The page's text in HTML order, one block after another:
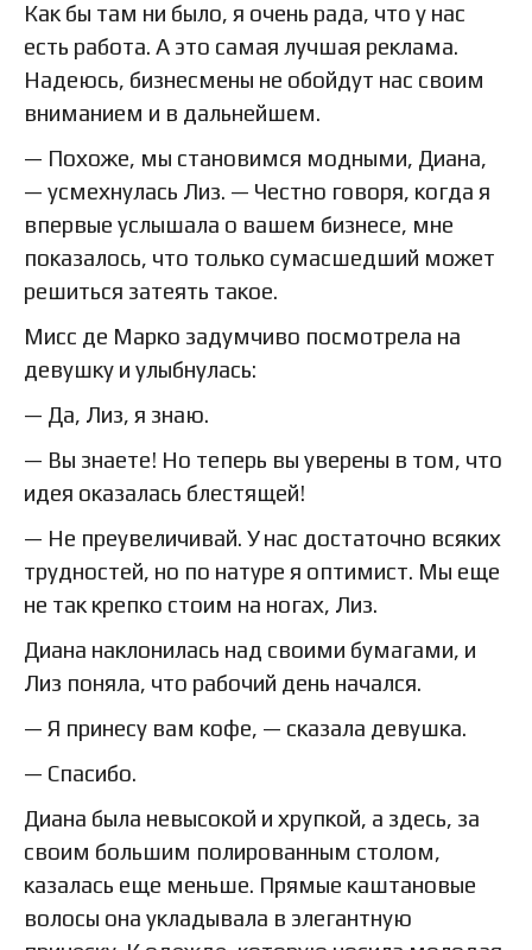
Как бы там ни было, я очень рада, что у нас
есть работа. А это самая лучшая реклама.
Надеюсь, бизнесмены не обойдут нас своим
вниманием и в дальнейшем.
— Похоже, мы становимся модными, Диана,
— усмехнулась Лиз. — Честно говоря, когда я
впервые услышала о вашем бизнесе, мне
показалось, что только сумасшедший может
решиться затеять такое.
Мисс де Марко задумчиво посмотрела на
девушку и улыбнулась:
— Да, Лиз, я знаю.
— Вы знаете! Но теперь вы уверены в том, что
идея оказалась блестящей!
— Не преувеличивай. У нас достаточно всяких
трудностей, но по натуре я оптимист. Мы еще
не так крепко стоим на ногах, Лиз.
Диана наклонилась над своими бумагами, и
Лиз поняла, что рабочий день начался.
— Я принесу вам кофе, — сказала девушка.
— Спасибо.
Диана была невысокой и хрупкой, а здесь, за
своим большим полированным столом,
казалась еще меньше. Прямые каштановые
волосы она укладывала в элегантную